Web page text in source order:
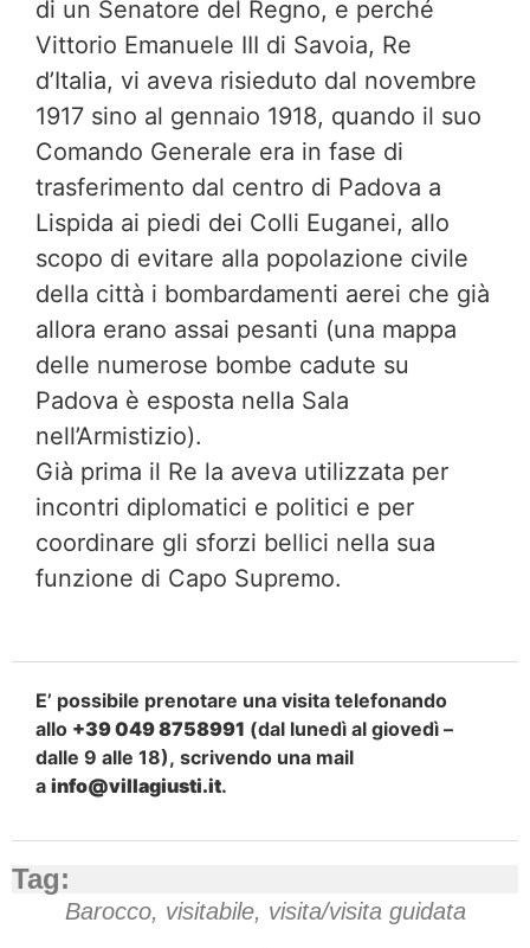
di un Senatore del Regno, e perché
Vittorio Emanuele III di Savoia, Re
d’Italia, vi aveva risieduto dal novembre
1917 sino al gennaio 1918, quando il suo
Comando Generale era in fase di
trasferimento dal centro di Padova a
Lispida ai piedi dei Colli Euganei, allo
scopo di evitare alla popolazione civile
della città i bombardamenti aerei che già
allora erano assai pesanti (una mappa
delle numerose bombe cadute su
Padova è esposta nella Sala
nell’Armistizio).
Già prima il Re la aveva utilizzata per
incontri diplomatici e politici e per
coordinare gli sforzi bellici nella sua
funzione di Capo Supremo.
E’ possibile prenotare una visita telefonando
allo +39 049 8758991 (dal lunedì al giovedì –
dalle 9 alle 18), scrivendo una mail
a info@villagiusti.it.
Tag:
Barocco, visitabile, visita/visita guidata